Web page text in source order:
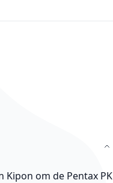
om de Pentax PK